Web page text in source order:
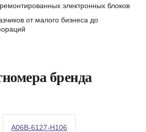
электронных блоков
от малого бизнеса до
бренда
A06B-6127-H106